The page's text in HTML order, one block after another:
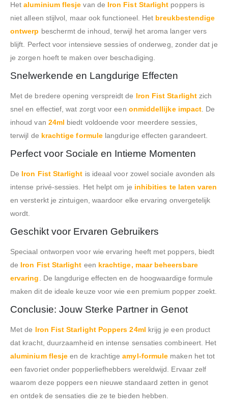
Hetaluminium flesje van de Iron Fist Starlight poppers is
niet alleen stijlvol, maar ook functioneel. Het breukbestendige
ontwerp beschermt de inhoud, terwijl het aroma langer vers
blijft. Perfect voor intensieve sessies of onderweg, zonder dat je
je zorgen hoeft te maken over beschadiging.
Snelwerkende en Langdurige Effecten
Met de bredere opening verspreidt de Iron Fist Starlightzich
snel en effectief, wat zorgt voor een onmiddellijke impact. De
inhoud van 24ml biedt voldoende voor meerdere sessies,
terwijl de krachtige formulelangdurige effecten garandeert.
Perfect voor Sociale en Intieme Momenten
De Iron Fist Starlight is ideaal voor zowel sociale avonden als
intense privé-sessies. Het helpt om je inhibities te laten varen
en versterkt je zintuigen, waardoor elke ervaring onvergetelijk
wordt.
Geschikt voor Ervaren Gebruikers
Speciaal ontworpen voor wie ervaring heeft met poppers, biedt
de Iron Fist Starlight een krachtige, maar beheersbare
ervaring. De langdurige effecten en de hoogwaardige formule
maken dit de ideale keuze voor wie een premium popper zoekt.
Conclusie: Jouw Sterke Partner in Genot
Met de Iron Fist Starlight Poppers 24ml krijg je een product
dat kracht, duurzaamheid en intense sensaties combineert. Het
aluminium flesje en de krachtigeamyl-formule maken het tot
een favoriet onder popperliefhebbers wereldwijd. Ervaar zelf
waarom deze poppers een nieuwe standaard zetten in genot
en ontdek de sensaties die ze te bieden hebben.